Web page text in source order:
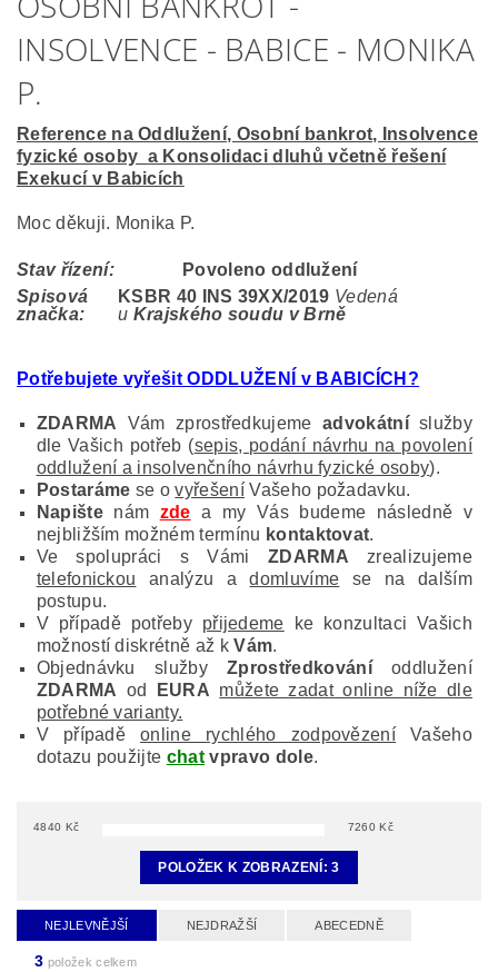
INSOLVENCE - BABICE - MONIKA
P.
Reference na Oddlužení, Osobní bankrot, Insolvence
fyzické osoby a Konsolidaci dluhů včetně řešení
Exekucí v Babicích
Moc děkuji. Monika P.
Stav řízení:
Povoleno oddlužení
Spisová
značka:
KSBR 40 INS 39XX/2019 Vedená
u Krajského soudu v Brně
Potřebujete vyřešit ODDLUŽENÍ v BABICÍCH?
ZDARMA Vám zprostředkujeme advokátníslužby
dle Vašich potřeb (sepis, podání návrhu na povolení
oddlužení a insolvenčního návrhu fyzické osoby).
Postaráme se ovyřešeníVašeho požadavku.
Napištenám zde a my Vás budeme následně v
nejbližším možném termínu kontaktovat.
Ve spolupráci s Vámi ZDARMA zrealizujeme
telefonickou analýzu adomluvíme se na dalším
postupu.
V případě potřeby přijedeme ke konzultaci Vašich
možností diskrétně až kVám.
Objednávku služby
Zprostředkováníoddlužení
ZDARMA od EURA můžete zadat online níže dle
potřebné varianty.
V případěonline rychlého zodpovězení Vašeho
dotazu použijte chatvpravo dole.
4840 Kč 7260 Kč
POLOŽEK K ZOBRAZENÍ:3
NEJLEVNĚJŠÍ NEJDRAŽŠÍ ABECEDNĚ
3 položek celkem